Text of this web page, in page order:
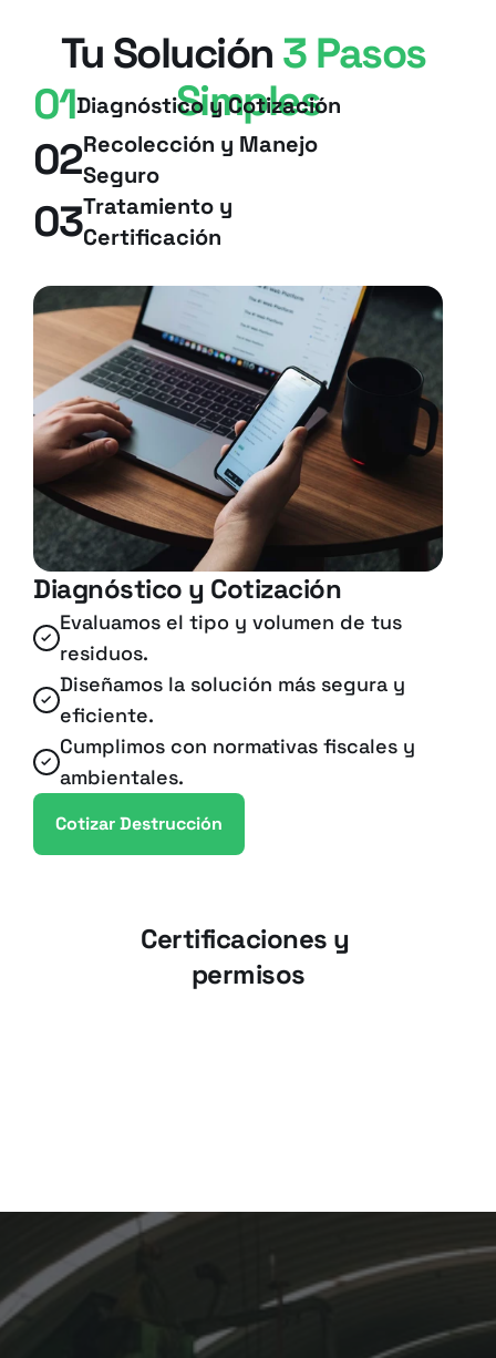
Tu Solución 3 Pasos
Simples
01Diagnóstico y Cotización
02Recolección y Manejo
Seguro
03Tratamiento y
Certificación
Diagnóstico y Cotización
Evaluamos el tipo y volumen de tus
residuos.
Diseñamos la solución más segura y
eficiente.
Cumplimos con normativas fiscales y
ambientales.
Cotizar Destrucción
Certificaciones y
permisos